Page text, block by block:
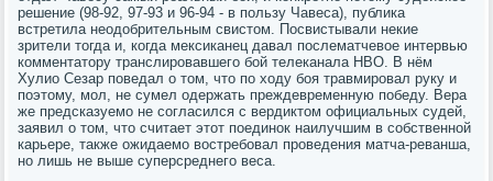
решение (98-92, 97-93 и 96-94 - в пользу Чавеса), публика
встретила неодобрительным свистом. Посвистывали некие
зрители тогда и, когда мексиканец давал послематчевое интервью
комментатору транслировавшего бой телеканала HBO. В нём
Хулио Сезар поведал о том, что по ходу боя травмировал руку и
поэтому, мол, не сумел одержать преждевременную победу. Вера
же предсказуемо не согласился с вердиктом официальных судей,
заявил о том, что считает этот поединок наилучшим в собственной
карьере, также ожидаемо востребовал проведения матча-реванша,
но лишь не выше суперсреднего веса.